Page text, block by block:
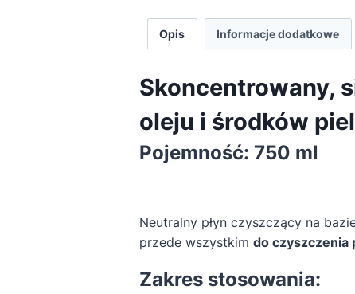
Opis Informacje dodatkowe
Skoncentrowany,
oleju i środków
Pojemność: 750 ml
Neutralny płyn czyszczący na
przede wszystkim do czyszczenia
Zakres stosowania: